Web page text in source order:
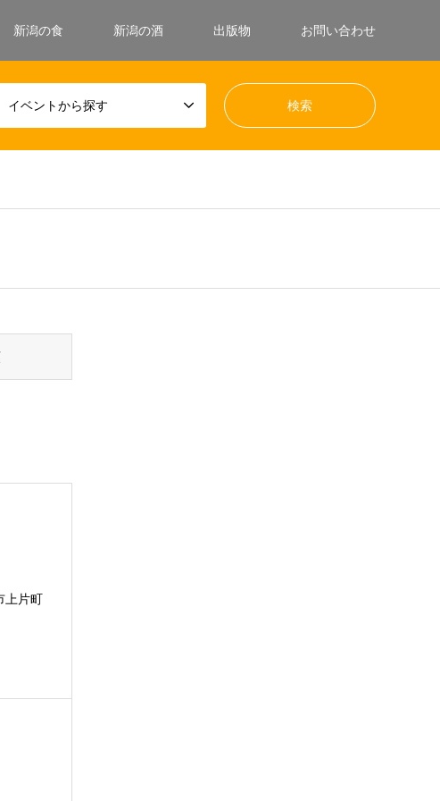
新潟の食 新潟の酒 出版物 お問い合わせ
イベントから探す
上片町